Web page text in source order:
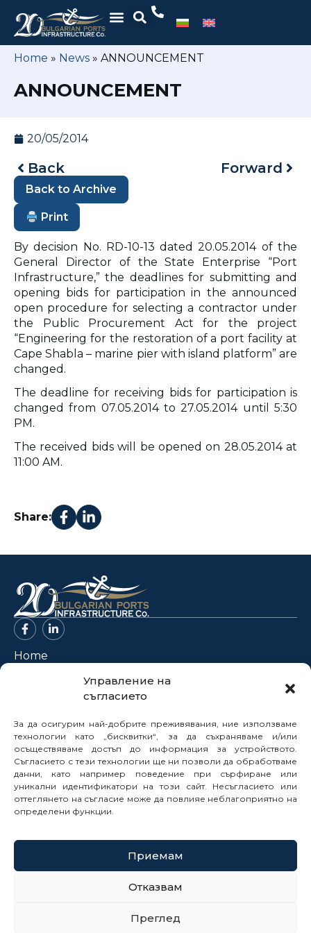
Управление на
съгласието
За да осигурим най-добрите преживявания, ние използваме
технологии като „бисквитки“, за да съхраняваме и/или
осъществяваме достъп до информация за устройството.
Съгласието с тези технологии ще ни позволи да обработваме
данни, като например поведение при сърфиране или
уникални идентификатори на този сайт. Несъгласието или
оттеглянето на съгласие може да повлияе неблагоприятно на
определени функции.
Приемам
Отказвам
Преглед
Home » News » ANNOUNCEMENT
ANNOUNCEMENT
20/05/2014
Back Forward
Back to Archive
Print
By decision No. RD-10-13 dated 20.05.2014 of the
General Director of the State Enterprise “Port
Infrastructure,” the deadlines for submitting and
opening bids for participation in the announced
open procedure for selecting a contractor under
the Public Procurement Act for the project
“Engineering for the restoration of a port facility at
Cape Shabla – marine pier with island platform” are
changed.
The deadline for receiving bids for participation is
changed from 07.05.2014 to 27.05.2014 until 5:30
PM.
The received bids will be opened on 28.05.2014 at
11:00 AM.
Share:
Home
News
Legal Framework
Electronic Services
Buyer Profile
Careers
Contacts